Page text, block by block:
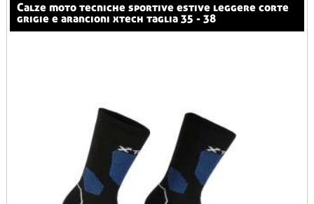
calze moto tecniche sportive estive leggere corte
grigie e arancioni xtech taglia 35 - 38